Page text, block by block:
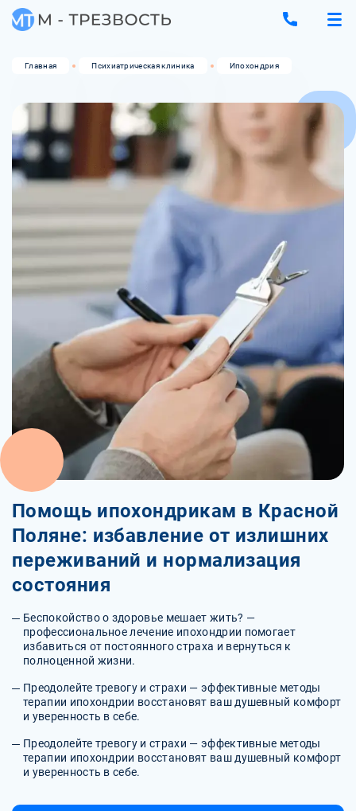
Главная Психиатрическая клиника Ипохондрия
Помощь ипохондрикам в Красной
Поляне: избавление от излишних
переживаний и нормализация
состояния
Беспокойство о здоровье мешает жить? —
профессиональное лечение ипохондрии помогает
избавиться от постоянного страха и вернуться к
полноценной жизни.
Преодолейте тревогу и страхи — эффективные методы
терапии ипохондрии восстановят ваш душевный комфорт
и уверенность в себе.
Преодолейте тревогу и страхи — эффективные методы
терапии ипохондрии восстановят ваш душевный комфорт
и уверенность в себе.